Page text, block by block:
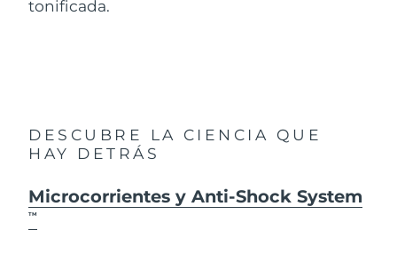
tonificada.
DESCUBRE LA CIENCIA QUE
HAY DETRÁS
Microcorrientes y Anti-Shock System
TM
Letonia Entrega prevista
Lituania Entrega prevista8/9/26